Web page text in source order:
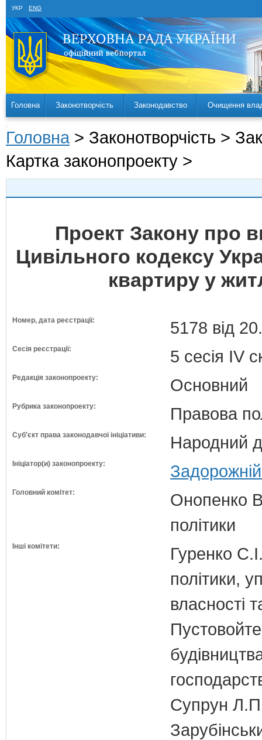
УКР ENG
Головна Законотворчість Законодавство Очищення
Головна > Законотворчість >
Картка законопроекту >
Проект Закону про
Цивільного кодексу
квартиру у
Номер, дата реєстрації: 5178 від
Сесія реєстрації: 5 сесія IV
Редакція законопроекту: Основний
Рубрика законопроекту: Правова
Суб'єкт права законодавчої ініціативи: Народний
Ініціатор(и) законопроекту:
Головний комітет:
Онопенко
політики
Інші комітети:
Гуренко
політики,
власності
Супрун